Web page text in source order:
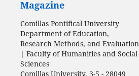
Magazine
Comillas Pontifical University
Department of Education,
Research Methods, and Evaluation
| Faculty of Humanities and Social
Sciences
Comillas University, 3-5 - 28049